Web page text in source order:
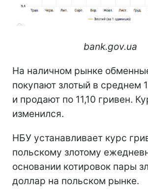
bank.gov.ua
На наличном рынке
покупают злотый в среднем
и продают по 11,10 гривен.
изменился.
НБУ устанавливает курс
польскому злотому
основании котировок пары
доллар на польском рынке.